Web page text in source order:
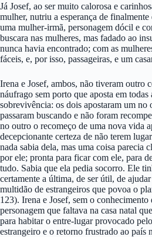
Já Josef, ao ser muito calorosa e
mulher, nutriu a esperança de
uma mulher-irmã, personagem dócil e
buscara nas mulheres, mas fadado ao
nunca havia encontrado; com as
fáceis, e, por isso, passageiras, e um
Irena e Josef, ambos, não tiveram outro
náufrago sem porto que aposta em todas
sobrevivência: os dois apostaram um
passaram buscando e não foram
no outro o recomeço de uma nova vida
decepcionante certeza de não terem
nada sabia dela, mas uma coisa parecia
por ele; pronta para ficar com ele, para
tudo. Sabia que ela pedia socorro. Ele
certamente a última, de ser útil, de
multidão de estrangeiros que povoa o
123). Irena e Josef, sem o
personagem que faltava na casa natal
para habitar o entre-lugar provocado
estrangeiro e o retorno frustrado ao país